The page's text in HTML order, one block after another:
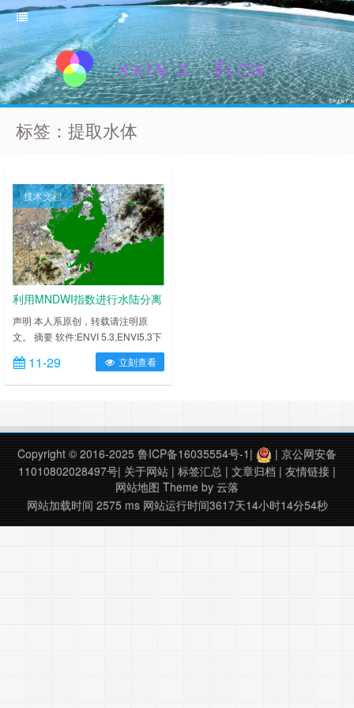
标签：提取水体
技术文档
利用MNDWI指数进行水陆分离
并提取水体
声明 本人系原创，转载请注明原
文。 摘要 软件:ENVI 5.3,ENVI5.3下
http://www.ixxin.cn/2016/11/20/envi5-
3-sp1download/ 区域：青岛胶州湾
图像上面看。在胶州湾北部边缘以及
渔村，由于悬浮物太多，导致
ND……
11-29 立刻查看
Copyright © 2016-2025 鲁ICP备16035554号-1 | | 京公网安备
11010802028497号| 关于网站 | 标签汇总 | 文章归档 | 友情链接 |
网站地图 Theme by 云落
网站加载时间 2575 ms 网站运行时间3617天14小时14分54秒